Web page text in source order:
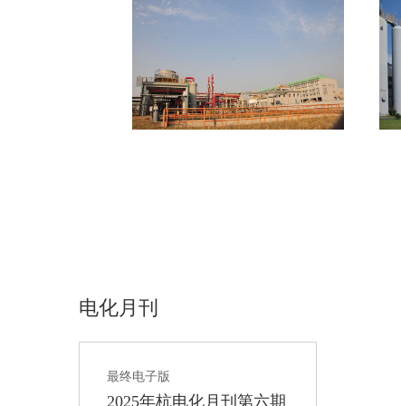
电化月刊
最终电子版
2025年杭电化月刊第六期